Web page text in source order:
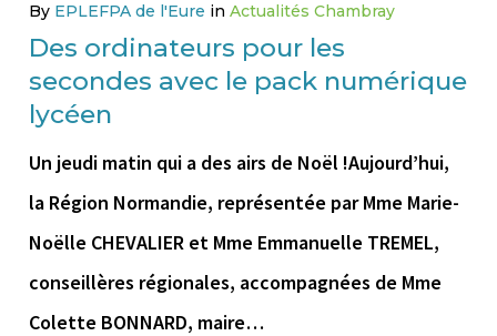
By EPLEFPA de l'Eure in Actualités Chambray
Des ordinateurs pour les
secondes avec le pack numérique
lycéen
Un jeudi matin qui a des airs de Noël !Aujourd’hui,
la Région Normandie, représentée par Mme Marie-
Noëlle CHEVALIER et Mme Emmanuelle TREMEL,
conseillères régionales, accompagnées de Mme
Colette BONNARD, maire…